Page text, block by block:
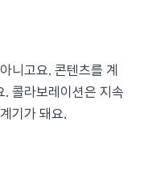
니고요. 콘텐츠를 계
콜라보레이션은 지속
기가 돼요.